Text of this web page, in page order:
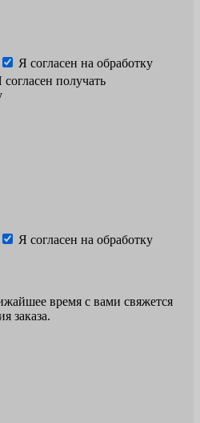
Я согласен на обработку
согласен получать
Я согласен на обработку
время с вами свяжется
заказа.